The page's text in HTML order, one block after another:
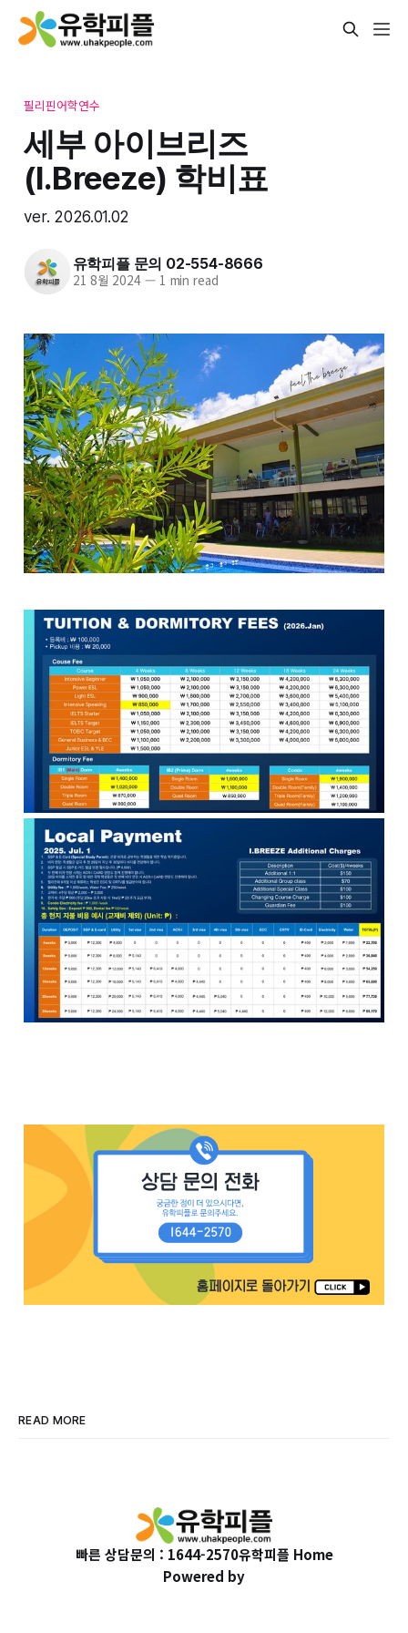
필리핀어학연수
세부 아이브리즈
(I.Breeze) 학비표
ver. 2026.01.02
유학피플 문의 02-554-8666
21 8월 2024 —1 min read
READ MORE
빠른 상담문의 : 1644-2570유학피플 Home
Powered by